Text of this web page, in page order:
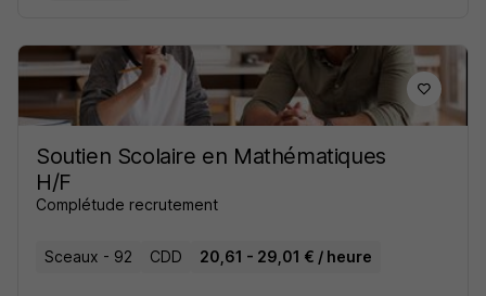
Soutien Scolaire en Mathématiques
H/F
Complétude recrutement
Sceaux - 92 CDD 20,61 - 29,01 € / heure